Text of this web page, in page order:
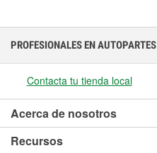
PROFESIONALES EN AUTOPARTES
Contacta tu tienda local
Acerca de nosotros
Recursos